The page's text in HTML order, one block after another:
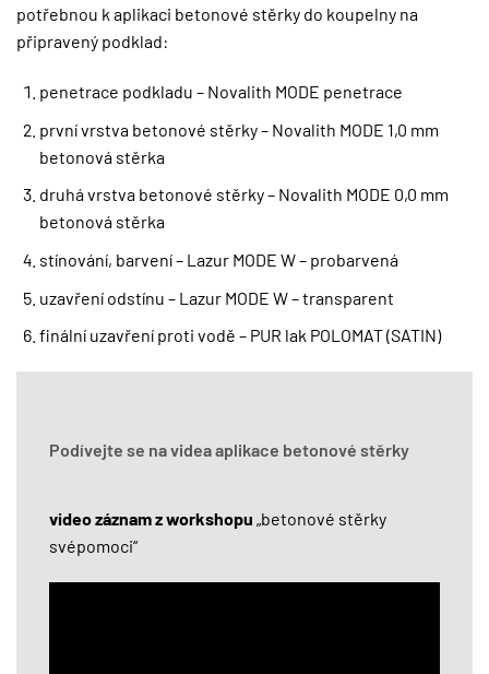
potřebnou k aplikaci betonové stěrky do koupelny na
připravený podklad:
penetrace podkladu – Novalith MODE penetrace
první vrstva betonové stěrky – Novalith MODE 1,0 mm
betonová stěrka
druhá vrstva betonové stěrky – Novalith MODE 0,0 mm
betonová stěrka
stínování, barvení – Lazur MODE W – probarvená
uzavření odstínu – Lazur MODE W – transparent
finální uzavření proti vodě – PUR lak POLOMAT (SATIN)
Podívejte se na videa aplikace betonové stěrky
video záznam z workshopu „betonové stěrky
svépomoci“